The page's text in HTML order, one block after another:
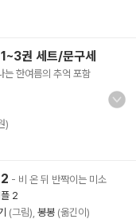
권 세트/문구세
한여름의 추억 포함
)
- 비 온 뒤 반짝이는 미소
2
(그림), 봉봉 (옮긴이)